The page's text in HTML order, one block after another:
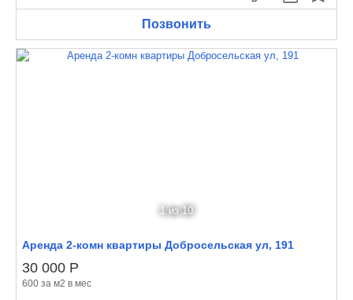
Позвонить
1из 10
Аренда 2-комн квартиры Добросельская ул, 191
30 000 Р
600 за м2 в мес